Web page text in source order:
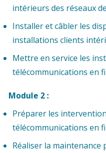
intérieurs des réseaux
Installer et câbler les
installations clients
Mettre en service les
télécommunications en
Module 2 :
Préparer les
télécommunications en
Réaliser la maintenance